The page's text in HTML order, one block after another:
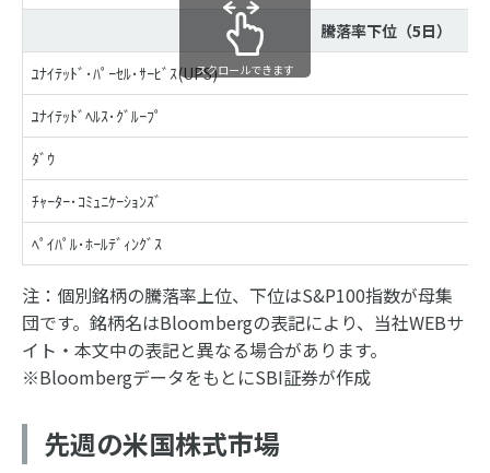
騰落率下位（5日）
ﾕﾅｲﾃｯﾄﾞ･ﾊﾟｰｾﾙ･ｻｰﾋﾞｽ(UPS)
ﾕﾅｲﾃｯﾄﾞﾍﾙｽ･ｸﾞﾙｰﾌﾟ
ﾀﾞｳ
ﾁｬｰﾀｰ･ｺﾐｭﾆｹｰｼｮﾝｽﾞ
ﾍﾟｲﾊﾟﾙ･ﾎｰﾙﾃﾞｨﾝｸﾞｽ
スクロールできます
注：個別銘柄の騰落率上位、下位はS&P100指数が母集
団です。銘柄名はBloombergの表記により、当社WEBサ
イト・本文中の表記と異なる場合があります。
※BloombergデータをもとにSBI証券が作成
先週の米国株式市場